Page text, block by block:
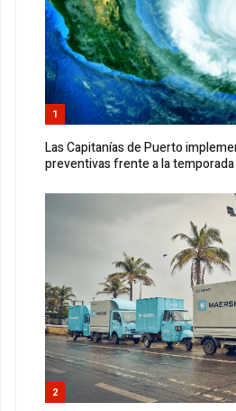
1
Las Capitanías de Puerto
preventivas frente a la
2